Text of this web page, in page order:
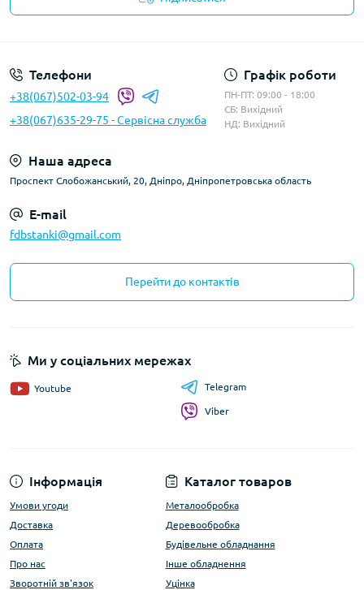
Телефони
+38(067)502-03-94
+38(067)635-29-75 - Сервісна служба
Графік роботи
ПН-ПТ: 09:00 - 18:00
СБ: Вихідний
НД: Вихідний
Наша адреса
Проспект Слобожанський, 20, Дніпро, Дніпропетровська область
E-mail
fdbstanki@gmail.com
Перейти до контактів
Інформація
Умови угоди
Доставка
Оплата
Про нас
Зворотній зв'язок
Каталог товаров
Металообробка
Деревообробка
Будівельне обладнання
Інше обладнення
Уцінка
Ми у соціальних мережах
Youtube Telegram
Viber